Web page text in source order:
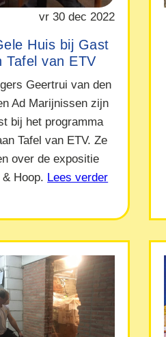
vr 30 dec 2022
Huis bij Gast
Tafel van ETV
Geertrui van den
Ad Marijnissen zijn
bij het programma
Tafel van ETV. Ze
over de expositie
Hoop. Lees verder